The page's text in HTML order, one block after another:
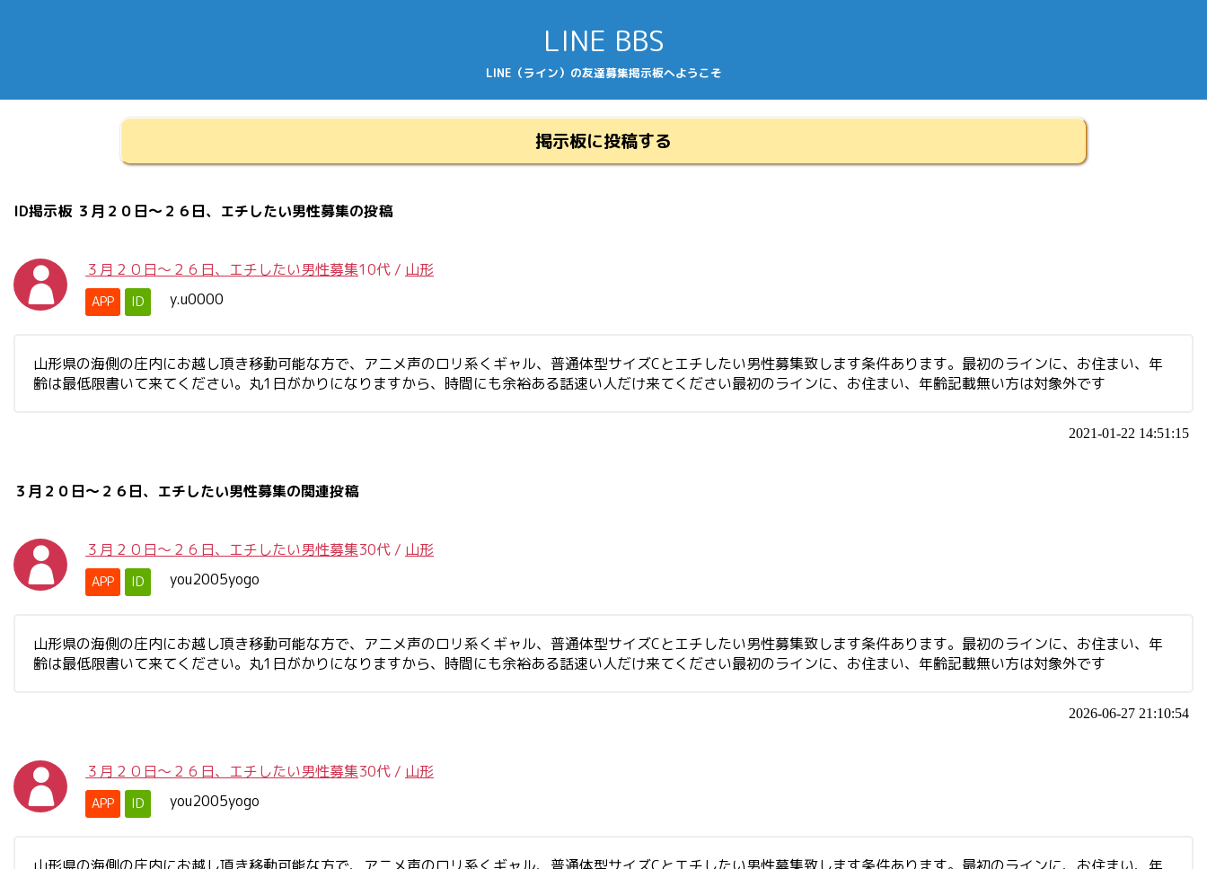
LINE BBS
LINE（ライン）の友達募集掲示板へようこそ
掲示板に投稿する
ID掲示板 ３月２０日～２６日、エチしたい男性募集の投稿
３月２０日～２６日、エチしたい男性募集10代 / 山形
APP ID y.u0000
山形県の海側の庄内にお越し頂き移動可能な方で、アニメ声のロリ系くギャル、普通体型サイズCとエチしたい男性募集致します条件あります。最初のラインに、お住まい、年
齢は最低限書いて来てください。丸1日がかりになりますから、時間にも余裕ある話速い人だけ来てください最初のラインに、お住まい、年齢記載無い方は対象外です
2021-01-22 14:51:15
３月２０日～２６日、エチしたい男性募集の関連投稿
３月２０日～２６日、エチしたい男性募集30代 / 山形
APP ID you2005yogo
山形県の海側の庄内にお越し頂き移動可能な方で、アニメ声のロリ系くギャル、普通体型サイズCとエチしたい男性募集致します条件あります。最初のラインに、お住まい、年
齢は最低限書いて来てください。丸1日がかりになりますから、時間にも余裕ある話速い人だけ来てください最初のラインに、お住まい、年齢記載無い方は対象外です
2026-06-27 21:10:54
３月２０日～２６日、エチしたい男性募集30代 / 山形
APP ID you2005yogo